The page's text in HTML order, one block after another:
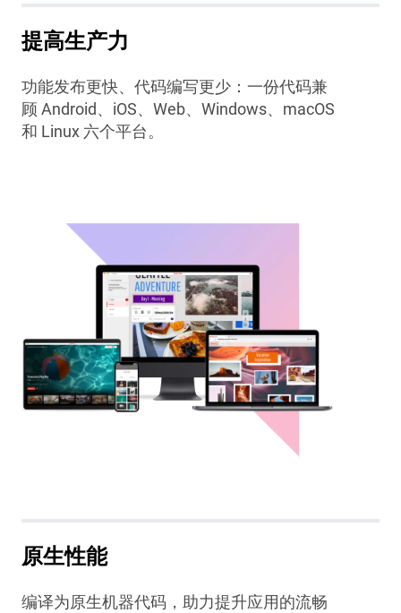
提高生产力
功能发布更快、代码编写更少：一份代码兼
顾 Android、iOS、Web、Windows、macOS
和 Linux 六个平台。
原生性能
编译为原生机器代码，助力提升应用的流畅